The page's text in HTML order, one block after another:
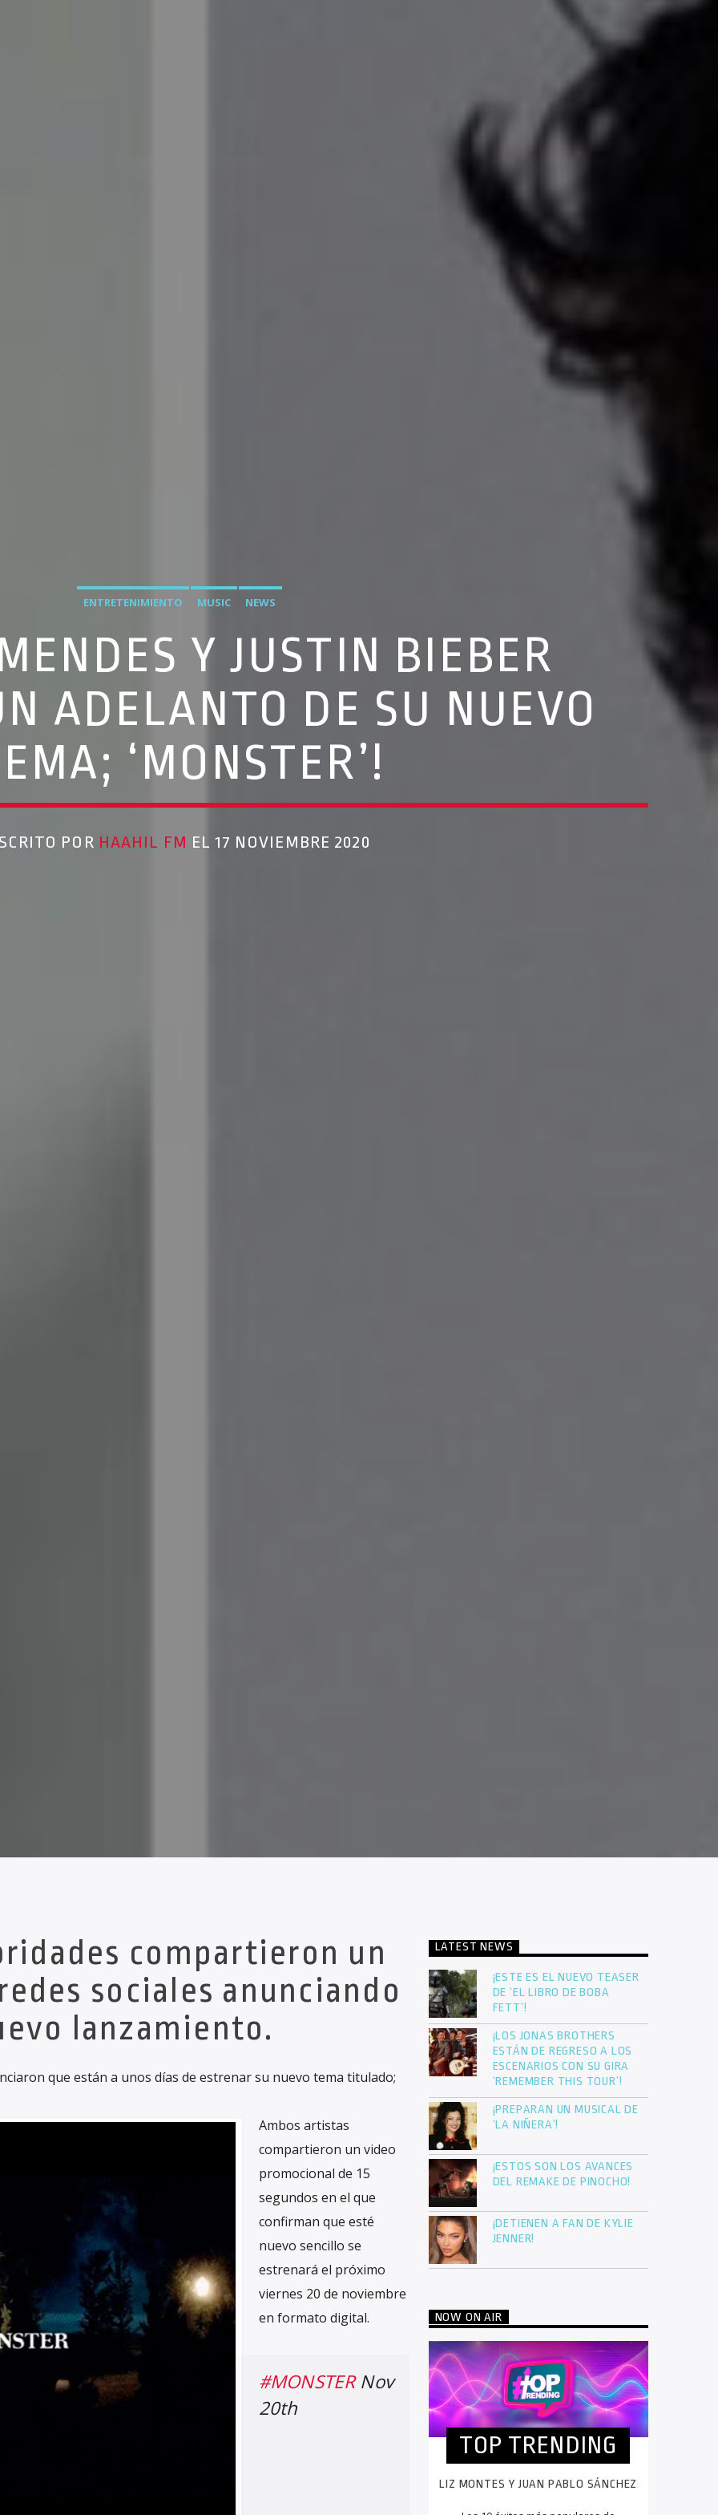
ENTRETENIMIENTO MUSIC NEWS
Y JUSTIN BIEBER
ADELANTO DE SU NUEVO
‘MONSTER’!
POR HAAHIL FM EL 17 NOVIEMBRE 2020
compartieron un
sociales anunciando
lanzamiento.
que están a unos días de estrenar su nuevo tema titulado;
Ambos artistas
compartieron un video
promocional de 15
segundos en el que
confirman que esté
nuevo sencillo se
estrenará el próximo
viernes 20 de noviembre
en formato digital.
#MONSTERNov
20th
LATEST NEWS
¡ESTE ES EL NUEVO TEASER
DE ‘EL LIBRO DE BOBA
FETT’!
¡LOS JONAS BROTHERS
ESTÁN DE REGRESO A LOS
ESCENARIOS CON SU GIRA
‘REMEMBER THIS TOUR’!
¡PREPARAN UN MUSICAL DE
‘LA NIÑERA’!
¡ESTOS SON LOS AVANCES
DEL REMAKE DE PINOCHO!
¡DETIENEN A FAN DE KYLIE
JENNER!
NOW ON AIR
TOP TRENDING
LIZ MONTES Y JUAN PABLO SÁNCHEZ